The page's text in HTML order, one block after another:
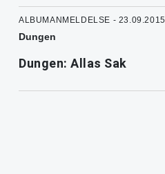
ALBUMANMELDELSE - 23.09.2015
Dungen
Dungen: Allas Sak